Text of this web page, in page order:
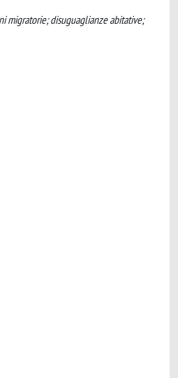
migratorie; disuguaglianze abitative;